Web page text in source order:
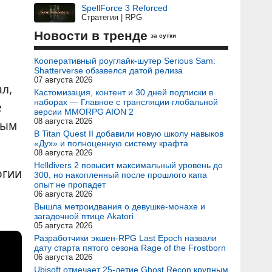
SpellForce 3 Reforced
Стратегия | RPG
Новости в тренде за сутки
Кооперативный роуглайк-шутер Serious Sam:
Shatterverse обзавелся датой релиза
07 августа 2026
Кастомизация, контент и 30 дней подписки в
наборах — Главное с трансляции глобальной
версии MMORPG AION 2
08 августа 2026
В Titan Quest II добавили новую школу навыков
«Дух» и полноценную систему крафта
08 августа 2026
Helldivers 2 повысит максимальный уровень до
300, но накопленный после прошлого капа
опыт не пропадет
06 августа 2026
Вышла метроидвания о девушке-монахе и
загадочной птице Akatori
05 августа 2026
Разработчики экшен-RPG Last Epoch назвали
дату старта пятого сезона Rage of the Frostborn
06 августа 2026
Ubisoft отмечает 25-летие Ghost Recon крупным